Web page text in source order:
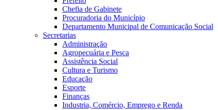
Chefia de Gabinete
Procuradoria do Município
Departamento Municipal de Comunicação Social
Secretarias
Administração
Agropecuária e Pesca
Assistência Social
Cultura e Turismo
Educação
Esporte
Finanças
Industria, Comércio, Emprego e Renda